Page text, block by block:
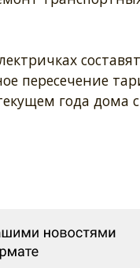
пересечение
года дома